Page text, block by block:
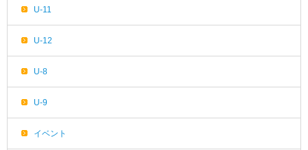
U-11
U-12
U-8
U-9
イベント